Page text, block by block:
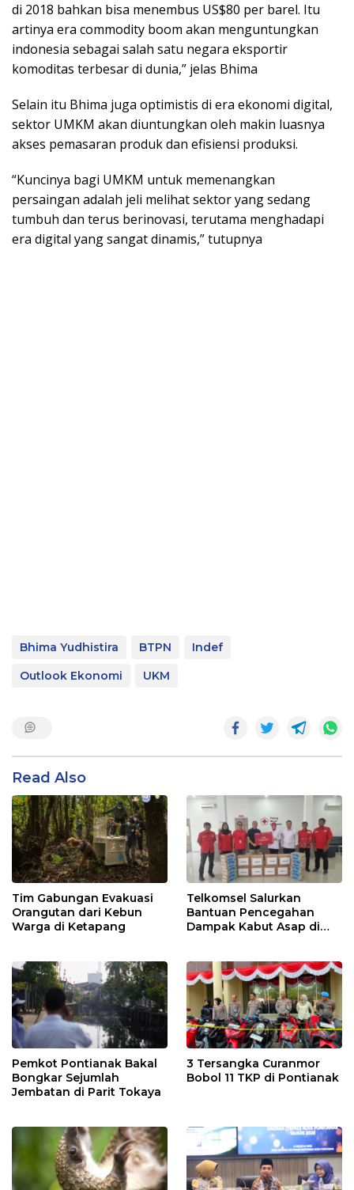
di 2018 bahkan bisa menembus US$80 per barel. Itu
artinya era commodity boom akan menguntungkan
indonesia sebagai salah satu negara eksportir
komoditas terbesar di dunia,” jelas Bhima
Selain itu Bhima juga optimistis di era ekonomi digital,
sektor UMKM akan diuntungkan oleh makin luasnya
akses pemasaran produk dan efisiensi produksi.
“Kuncinya bagi UMKM untuk memenangkan
persaingan adalah jeli melihat sektor yang sedang
tumbuh dan terus berinovasi, terutama menghadapi
era digital yang sangat dinamis,” tutupnya
Bhima Yudhistira BTPN
Indef
Outlook Ekonomi
UKM
Read Also
Tim Gabungan Evakuasi
Orangutan dari Kebun
Warga di Ketapang
Telkomsel Salurkan
Bantuan Pencegahan
Dampak Kabut Asap di
Pemkot Pontianak Bakal
Bongkar Sejumlah
Jembatan di Parit Tokaya
3 Tersangka Curanmor
Bobol 11 TKP di Pontianak